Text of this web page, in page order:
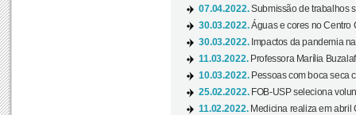
07.04.2022.Submissão de trabalhos
30.03.2022.Águas e cores no Centro
30.03.2022. Impactos da pandemia
11.03.2022. Professora Marília
10.03.2022. Pessoas com boca seca
25.02.2022. FOB-USP seleciona
11.02.2022. Medicina realiza em abril